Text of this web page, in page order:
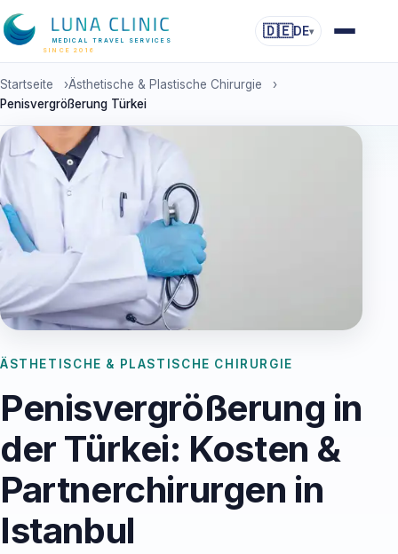
MEDICAL TRAVEL SERVICES
SINCE 2016
🇩🇪DE▾
Startseite ›Ästhetische & Plastische Chirurgie
›
Penisvergrößerung Türkei
ÄSTHETISCHE & PLASTISCHE CHIRURGIE
Penisvergrößerung in
der Türkei: Kosten &
Partnerchirurgen in
Istanbul